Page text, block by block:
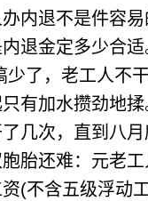
退不是件容易
退金定多少合适
少了，老工人不
有加水攒劲地
几次，直到八
胎还难：元老
(不含五级浮动